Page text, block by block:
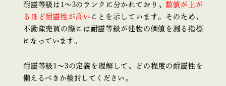
耐震等級は1〜3のランクに分かれており、数値が上が
るほど耐震性が高い ことを示しています。そのため、
不動産売買の際には耐震等級が建物の価値を測る指標
になっています。
耐震等級1〜3の定義を理解して、どの程度の耐震性を
備えるべきか検討してください。